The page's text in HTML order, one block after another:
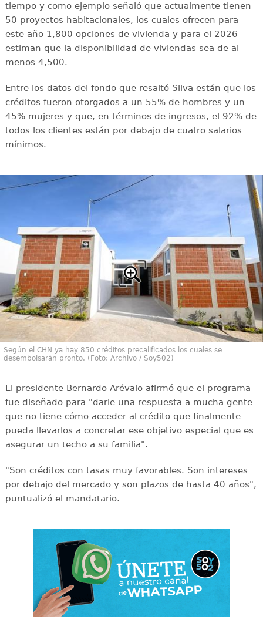
tiempo y como ejemplo señaló que actualmente tienen
50 proyectos habitacionales, los cuales ofrecen para
este año 1,800 opciones de vivienda y para el 2026
estiman que la disponibilidad de viviendas sea de al
menos 4,500.
Entre los datos del fondo que resaltó Silva están que los
créditos fueron otorgados a un 55% de hombres y un
45% mujeres y que, en términos de ingresos, el 92% de
todos los clientes están por debajo de cuatro salarios
mínimos.
Según el CHN ya hay 850 créditos precalificados los cuales se
desembolsarán pronto. (Foto: Archivo / Soy502)
El presidente Bernardo Arévalo afirmó que el programa
fue diseñado para "darle una respuesta a mucha gente
que no tiene cómo acceder al crédito que finalmente
pueda llevarlos a concretar ese objetivo especial que es
asegurar un techo a su familia".
"Son créditos con tasas muy favorables. Son intereses
por debajo del mercado y son plazos de hasta 40 años",
puntualizó el mandatario.